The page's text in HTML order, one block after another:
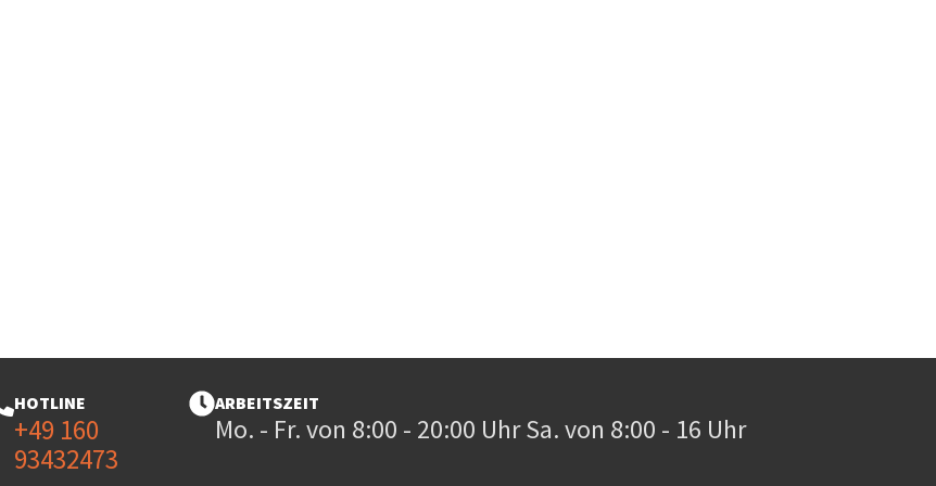
HOTLINE
+49 160
93432473
ARBEITSZEIT
Mo. - Fr. von 8:00 - 20:00 Uhr Sa. von 8:00 - 16 Uhr